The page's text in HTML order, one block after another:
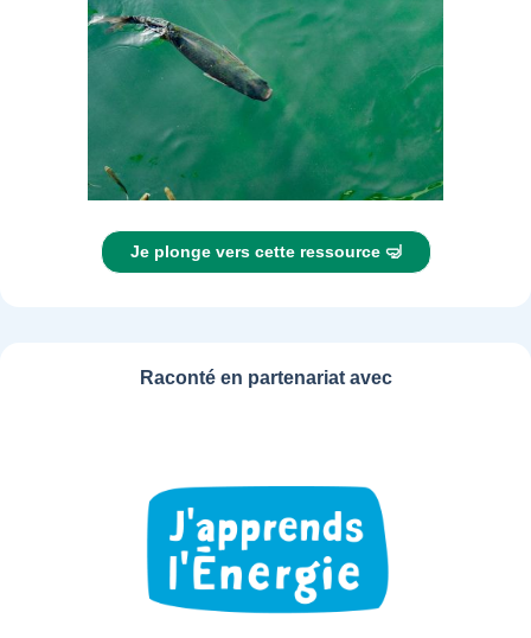
Je plonge vers cette ressource 🤿
Raconté en partenariat avec